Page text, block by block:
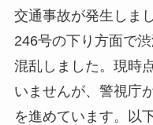
交通事故が発生しま
246号の下り方面で
混乱しました。現時
いませんが、警視庁
を進めています。以